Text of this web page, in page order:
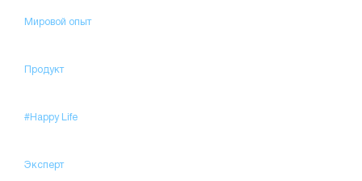
Мировой опыт
Продукт
#Happy Life
Эксперт